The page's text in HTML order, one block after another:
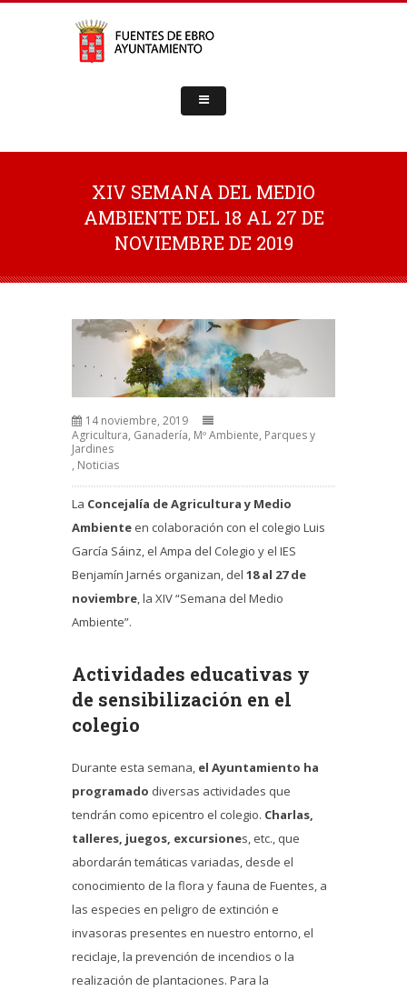
XIV SEMANA DEL MEDIO
AMBIENTE DEL 18 AL 27 DE
NOVIEMBRE DE 2019
14 noviembre, 2019
Agricultura, Ganadería, Mº Ambiente, Parques y
Jardines
, Noticias
La Concejalía de Agricultura y Medio
Ambiente en colaboración con el colegio Luis
García Sáinz, el Ampa del Colegio y el IES
Benjamín Jarnés organizan, del 18 al 27 de
noviembre, la XIV “Semana del Medio
Ambiente”.
Actividades educativas y
de sensibilización en el
colegio
Durante esta semana, el Ayuntamiento ha
programado diversas actividades que
tendrán como epicentro el colegio. Charlas,
talleres, juegos, excursiones, etc., que
abordarán temáticas variadas, desde el
conocimiento de la flora y fauna de Fuentes, a
las especies en peligro de extinción e
invasoras presentes en nuestro entorno, el
reciclaje, la prevención de incendios o la
realización de plantaciones. Para la